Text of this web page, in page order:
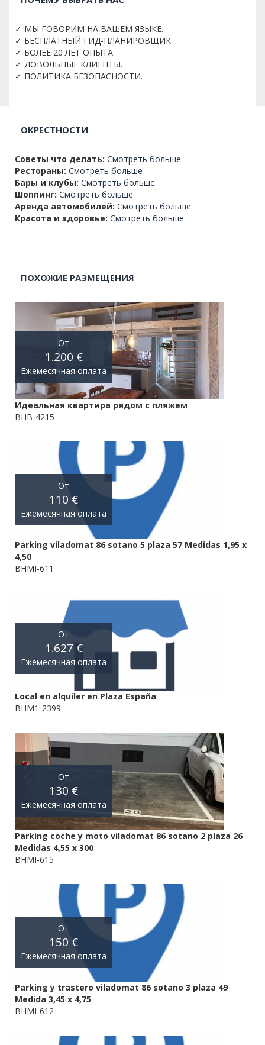
✓ МЫ ГОВОРИМ НА ВАШЕМ ЯЗЫКЕ.
✓ БЕСПЛАТНЫЙ ГИД-ПЛАНИРОВЩИК.
✓ БОЛЕЕ 20 ЛЕТ ОПЫТА.
✓ ДОВОЛЬНЫЕ КЛИЕНТЫ.
✓ ПОЛИТИКА БЕЗОПАСНОСТИ.
ОКРЕСТНОСТИ
Советы что делать: Смотреть больше
Рестораны: Смотреть больше
Бары и клубы: Смотреть больше
Шоппинг: Смотреть больше
Аренда автомобилей: Смотреть больше
Красота и здоровье: Смотреть больше
ПОХОЖИЕ РАЗМЕЩЕНИЯ
От
1.200 €
Ежемесячная оплата
Идеальная квартира рядом с пляжем
BHB-4215
От
110 €
Ежемесячная оплата
Parking viladomat 86 sotano 5 plaza 57 Medidas 1,95 x
4,50
BHMI-611
От
1.627 €
Ежемесячная оплата
Local en alquiler en Plaza España
BHM1-2399
От
130 €
Ежемесячная оплата
Parking coche y moto viladomat 86 sotano 2 plaza 26
Medidas 4,55 x 300
BHMI-615
От
150 €
Ежемесячная оплата
Parking y trastero viladomat 86 sotano 3 plaza 49
Medida 3,45 x 4,75
BHMI-612